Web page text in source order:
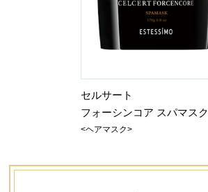
セルサート
フォーシンコア スパマスク
<ヘアマスク>